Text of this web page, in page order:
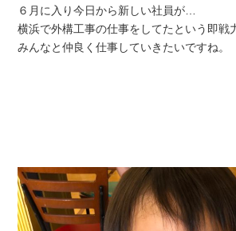
６月に入り今日から新しい社員が…
横浜で外構工事の仕事をしてたという即戦
みんなと仲良く仕事していきたいですね。